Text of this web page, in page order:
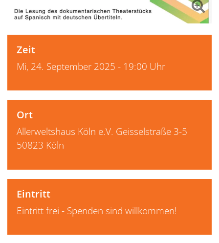
Zeit
Mi, 24. September 2025 - 19:00 Uhr
Ort
Allerweltshaus Köln e.V. Geisselstraße 3-5
50823 Köln
Eintritt
Eintritt frei - Spenden sind willkommen!